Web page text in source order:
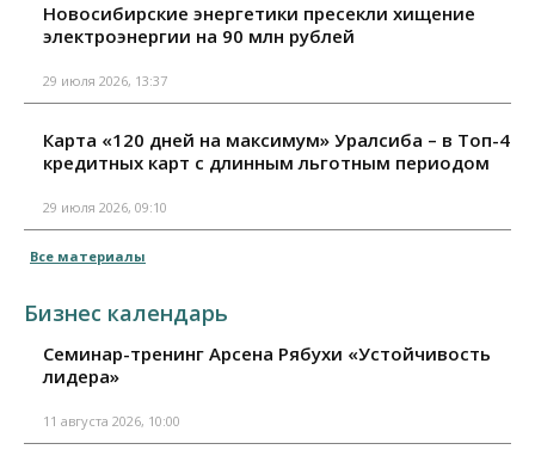
Новосибирские энергетики пресекли хищение
электроэнергии на 90 млн рублей
29 июля 2026, 13:37
Карта «120 дней на максимум» Уралсиба – в Топ-4
кредитных карт с длинным льготным периодом
29 июля 2026, 09:10
Все материалы
Бизнес календарь
Семинар-тренинг Арсена Рябухи «Устойчивость
лидера»
11 августа 2026, 10:00